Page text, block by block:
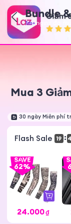
đã bán
1m+người đã
Mua 3
30 ngày Miễn phí
Flash Sale 19 : 4
62%
24.000₫